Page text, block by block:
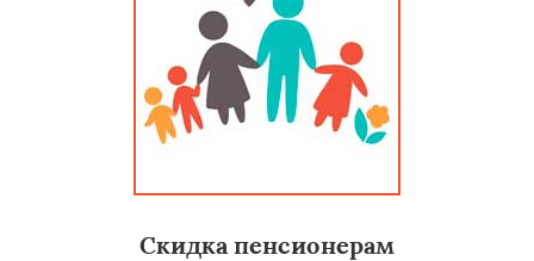
Скидка пенсионерам